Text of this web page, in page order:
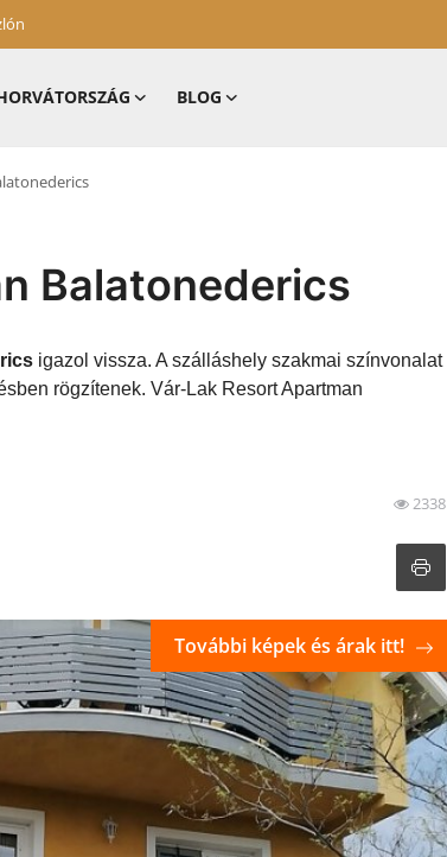
BLOG
Balatonederics
igazol vissza. A szálláshely szakmai színvonalat
rögzítenek. Vár-Lak Resort Apartman
2338
További képek és árak itt!